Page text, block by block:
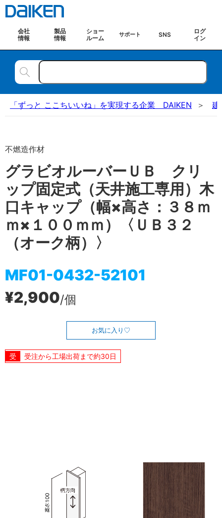
会社
情報
製品
情報
ショー
ルーム
サポート SNS
ログ
イン
「ずっと ここちいいね」を実現する企業 DAIKEN 建
不燃造作材
グラビオルーバーＵＢ クリ
ップ固定式（天井施工専用）木
口キャップ（幅×高さ：３８ｍ
ｍ×１００ｍｍ）〈ＵＢ３２
（オーク柄）〉
MF01-0432-52101
¥2,900/個
お気に入り
受注から工場出荷まで約30日